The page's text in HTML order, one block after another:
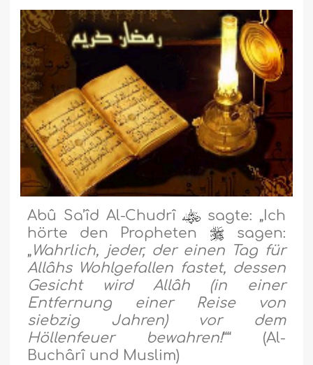
Abû Sa’îd Al-Chudrî
sagte: „Ich
hörte den Propheten
sagen:
„Wahrlich, jeder, der einen Tag für
Allâhs Wohlgefallen fastet, dessen
Gesicht wird Allâh (in einer
Entfernung einer Reise von
siebzig Jahren) vor dem
Höllenfeuer bewahren!““ (Al-
Buchârî und Muslim)